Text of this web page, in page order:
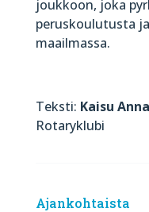
joukkoon, joka
peruskoulutusta
maailmassa.
Teksti: Kaisu
Rotaryklubi
Ajankohtaista